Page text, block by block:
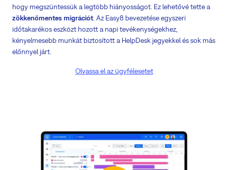
hogy megszüntessük a legtöbb hiányosságot. Ez lehetővé tette a
zökkenőmentes migrációt. Az Easy8 bevezetése egyszeri
időtakarékos eszközt hozott a napi tevékenységekhez,
kényelmesebb munkát biztosított a HelpDesk jegyekkel és sok más
előnnyel járt.
Olvassa el az ügyfélesetet